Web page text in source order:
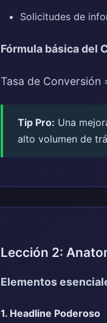
Solicitudes de
Fórmula básica del
Tasa de Conversión
Tip Pro: Una
alto volumen de
Lección 2:
Elementos
1. Headline Poderoso